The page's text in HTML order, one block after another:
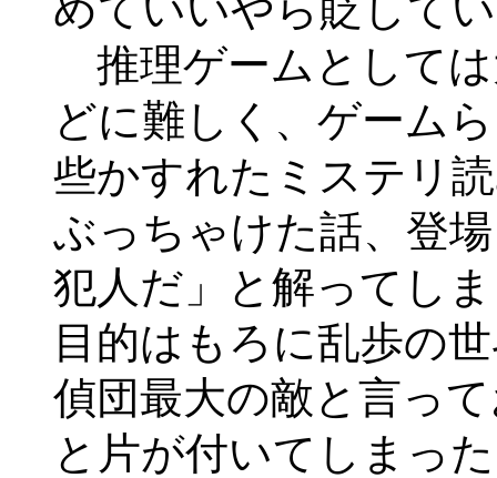
推理ゲームとして
どに難しく、ゲーム
些かすれたミステリ
ぶっちゃけた話、登
犯人だ」と解ってし
目的はもろに乱歩の
偵団最大の敵と言っ
と片が付いてしまっ